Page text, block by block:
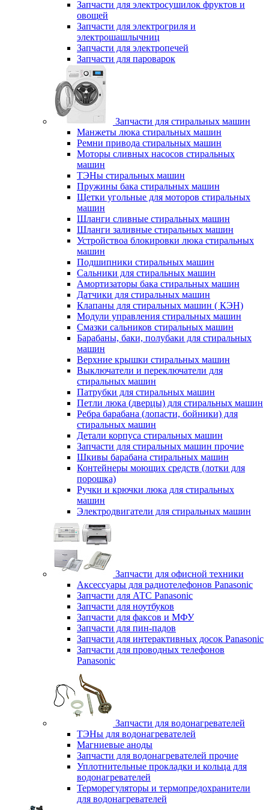
Запчасти для электросушилок фруктов и
овощей
Запчасти для электрогриля и
электрошашлычниц
Запчасти для электропечей
Запчасти для пароварок
Запчасти для стиральных машин
Манжеты люка стиральных машин
Ремни привода стиральных машин
Моторы сливных насосов стиральных
машин
ТЭНы стиральных машин
Пружины бака стиральных машин
Щетки угольные для моторов стиральных
машин
Шланги сливные стиральных машин
Шланги заливные стиральных машин
Устройствоа блокировки люка стиральных
машин
Подшипники стиральных машин
Сальники для стиральных машин
Амортизаторы бака стиральных машин
Датчики для стиральных машин
Клапаны для стиральных машин ( КЭН)
Модули управления стиральных машин
Смазки сальников стиральных машин
Барабаны, баки, полубаки для стиральных
машин
Верхние крышки стиральных машин
Выключатели и переключатели для
стиральных машин
Патрубки для стиральных машин
Петли люка (дверцы) для стиральных машин
Ребра барабана (лопасти, бойники) для
стиральных машин
Детали корпуса стиральных машин
Запчасти для стиральных машин прочие
Шкивы барабана стиральных машин
Контейнеры моющих средств (лотки для
порошка)
Ручки и крючки люка для стиральных
машин
Электродвигатели для стиральных машин
Запчасти для офисной техники
Аксессуары для радиотелефонов Panasonic
Запчасти для АТС Panasonic
Запчасти для ноутбуков
Запчасти для факсов и МФУ
Запчасти для пин-падов
Запчасти для интерактивных досок Panasonic
Запчасти для проводных телефонов
Panasonic
Запчасти для водонагревателей
ТЭНы для водонагревателей
Магниевые аноды
Запчасти для водонагревателей прочие
Уплотнительные прокладки и кольца для
водонагревателей
Терморегуляторы и термопредохранители
для водонагревателей